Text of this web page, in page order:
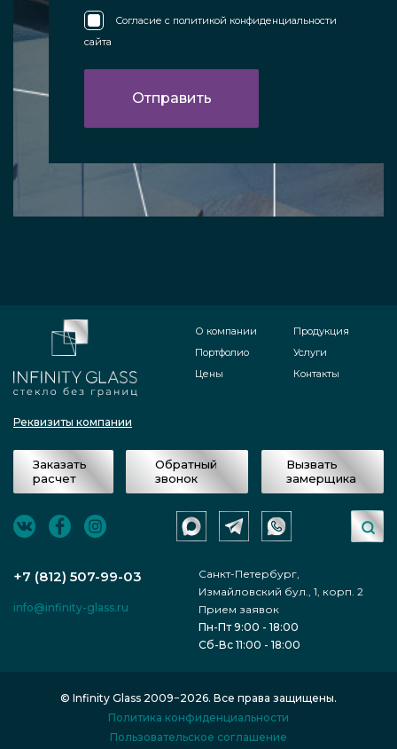
Согласие с политикой конфиденциальности
сайта
Реквизиты компании
О компании
Портфолио
Цены
Продукция
Услуги
Контакты
Заказать
расчет
Обратный
звонок
Вызвать
замерщика
+7 (812) 507-99-03
Санкт-Петербург,
Измайловский бул., 1, корп. 2
info@infinity-glass.ru
Прием заявок
Пн-Пт 9:00 - 18:00
Сб-Вс 11:00 - 18:00
© Infinity Glass 2009−2026. Все права защищены.
Политика конфиденциальности
Пользовательское соглашение